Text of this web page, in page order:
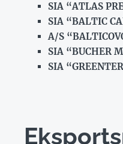
SIA “ATLAS
SIA “BALTIC
A/S
SIA “BUCHER
SIA